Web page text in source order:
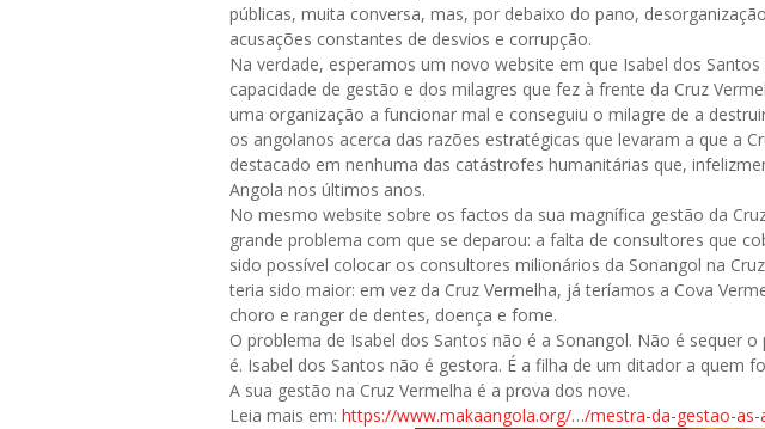
públicas, muita conversa, mas, por debaixo do pano,
acusações constantes de desvios e corrupção.
Na verdade, esperamos um novo website em que Isabel dos
capacidade de gestão e dos milagres que fez à frente da Cruz
uma organização a funcionar mal e conseguiu o milagre de a
os angolanos acerca das razões estratégicas que levaram a que a
destacado em nenhuma das catástrofes humanitárias que,
Angola nos últimos anos.
No mesmo website sobre os factos da sua magnífica gestão da
grande problema com que se deparou: a falta de consultores que
sido possível colocar os consultores milionários da Sonangol na
teria sido maior: em vez da Cruz Vermelha, já teríamos a Cova
choro e ranger de dentes, doença e fome.
O problema de Isabel dos Santos não é a Sonangol. Não é sequer o
é. Isabel dos Santos não é gestora. É a filha de um ditador a quem
A sua gestão na Cruz Vermelha é a prova dos nove.
Leia mais em: https://www.makaangola.org/…/mestra-da-gestao-as-